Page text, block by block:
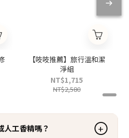
【吱吱推薦】旅行溫和潔
淨組
NT$1,715
NT$2,580
人工香精嗎？ +